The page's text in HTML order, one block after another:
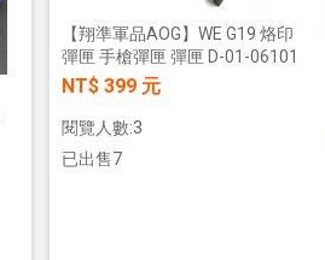
【翔準AOG】17x17 牛皮靶紙(20
生存遊戲 專用靶紙 BB彈 射擊靶
【翔準軍品AOG】WE G19 烙印
彈匣 手槍彈匣 彈匣 D-01-06101
NT$ 399 元
閱覽人數:3
已出售7